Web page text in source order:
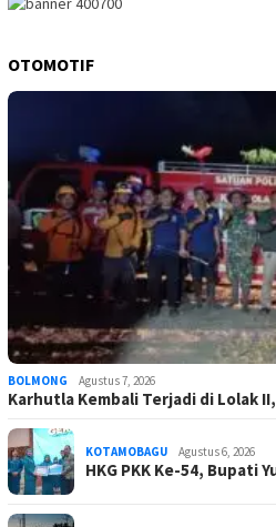
OTOMOTIF
BOLMONG Agustus 7, 2026
Karhutla Kembali Terjadi di Lolak
KOTAMOBAGU Agustus 6, 2026
HKG PKK Ke-54, Bupati